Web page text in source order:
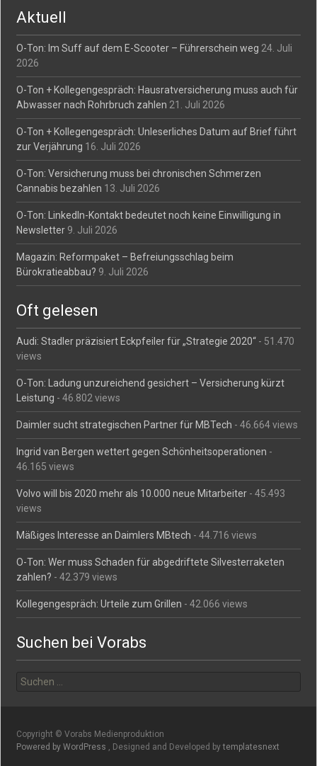
Aktuell
O-Ton: Im Suff auf dem E-Scooter – Führerschein weg 24. Juli
2026
O-Ton + Kollegengespräch: Hausratversicherung muss auch für
Abwasser nach Rohrbruch zahlen 21. Juli 2026
O-Ton + Kollegengespräch: Unleserliches Datum auf Brief führt
zur Verjährung 16. Juli 2026
O-Ton: Versicherung muss bei chronischen Schmerzen
Cannabis bezahlen 13. Juli 2026
O-Ton: LinkedIn-Kontakt bedeutet noch keine Einwilligung in
Newsletter 9. Juli 2026
Magazin: Reformpaket – Befreiungsschlag beim
Bürokratieabbau? 9. Juli 2026
Oft gelesen
Audi: Stadler präzisiert Eckpfeiler für „Strategie 2020“ - 51.470
views
O-Ton: Ladung unzureichend gesichert – Versicherung kürzt
Leistung - 46.802 views
Daimler sucht strategischen Partner für MBTech - 46.664 views
Ingrid van Bergen wettert gegen Schönheitsoperationen -
46.165 views
Volvo will bis 2020 mehr als 10.000 neue Mitarbeiter - 45.493
views
Mäßiges Interesse an Daimlers MBtech - 44.716 views
O-Ton: Wer muss Schaden für abgedriftete Silvesterraketen
zahlen? - 42.379 views
Kollegengespräch: Urteile zum Grillen - 42.066 views
Suchen bei Vorabs
nach:
Copyright © Vorabs Medienproduktion
Powered by WordPress , Designed and Developed bytemplatesnext